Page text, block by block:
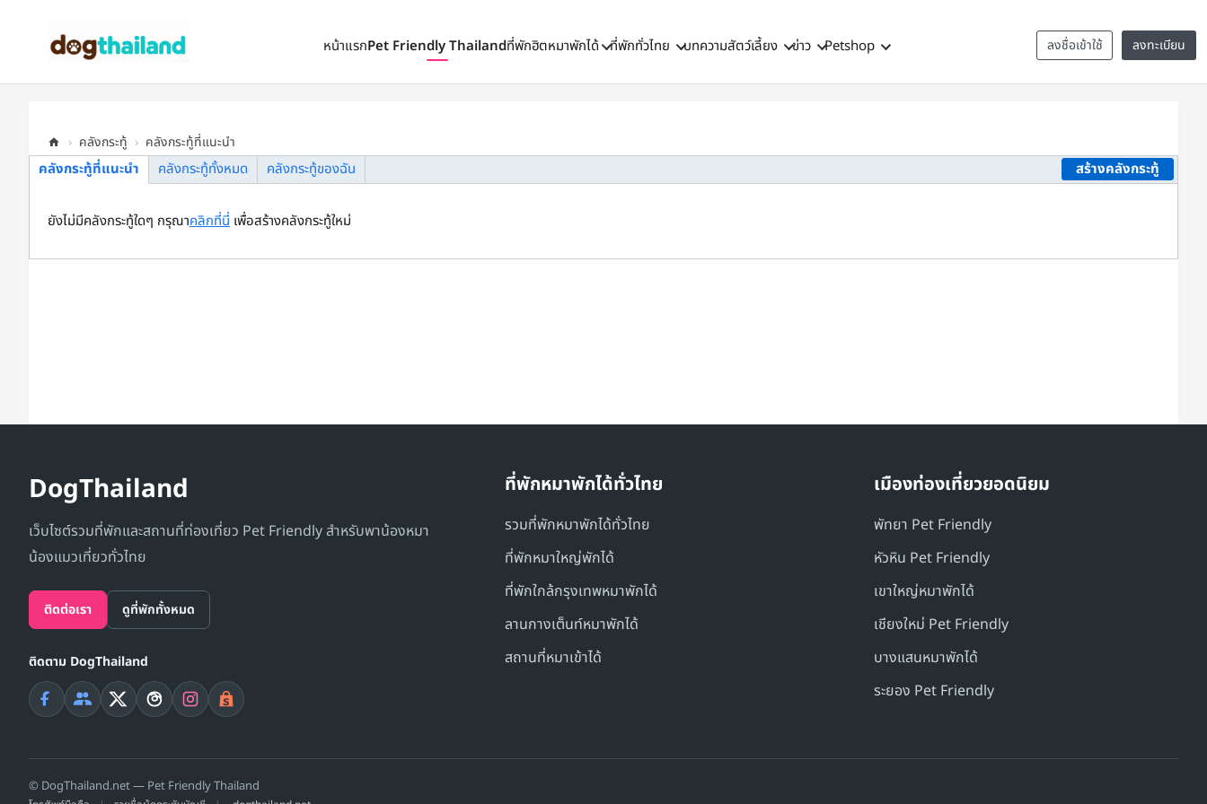
ลงชื่อเข้าใช้ ลงทะเบียน
หน้าแรกPet Friendly Thailandที่พักฮิตหมาพักได้ ที่พักทั่วไทย บทความสัตว์เลี้ยง ข่าว Petshop
D
Th
ม
แ
ว
พั
ได้
วไ
ท
ย
โร
› คลังกระทู้ › คลังกระทู้ที่แนะนำ
สร้างคลังกระทู้
คลังกระทู้ที่แนะนำ คลังกระทู้ทั้งหมด คลังกระทู้ของฉัน
ยังไม่มีคลังกระทู้ใดๆ กรุณาคลิกที่นี่ เพื่อสร้างคลังกระทู้ใหม่
DogThailand
เว็บไซต์รวมที่พักและสถานที่ท่องเที่ยว Pet Friendly สำหรับพาน้องหมา
น้องแมวเที่ยวทั่วไทย
ติดต่อเรา ดูที่พักทั้งหมด
ติดตาม DogThailand
ที่พักหมาพักได้ทั่วไทย
รวมที่พักหมาพักได้ทั่วไทย
ที่พักหมาใหญ่พักได้
ที่พักใกล้กรุงเทพหมาพักได้
ลานกางเต็นท์หมาพักได้
สถานที่หมาเข้าได้
เมืองท่องเที่ยวยอดนิยม
พัทยา Pet Friendly
หัวหิน Pet Friendly
เขาใหญ่หมาพักได้
เชียงใหม่ Pet Friendly
บางแสนหมาพักได้
ระยอง Pet Friendly
© DogThailand.net — Pet Friendly Thailand